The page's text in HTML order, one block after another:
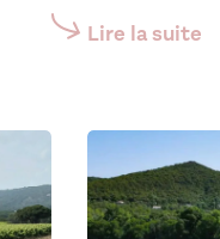
Lire la suite